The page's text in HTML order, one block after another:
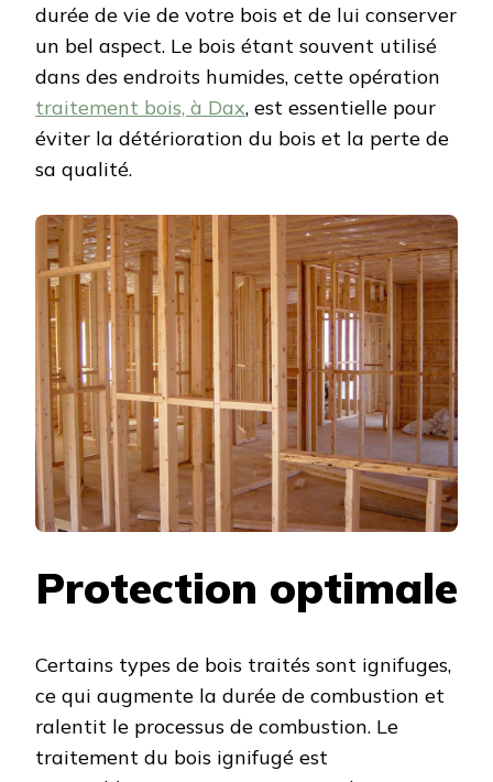
durée de vie de votre bois et de lui conserver
un bel aspect. Le bois étant souvent utilisé
dans des endroits humides, cette opération
traitement bois, à Dax, est essentielle pour
éviter la détérioration du bois et la perte de
sa qualité.
Protection optimale
Certains types de bois traités sont ignifuges,
ce qui augmente la durée de combustion et
ralentit le processus de combustion. Le
traitement du bois ignifugé est